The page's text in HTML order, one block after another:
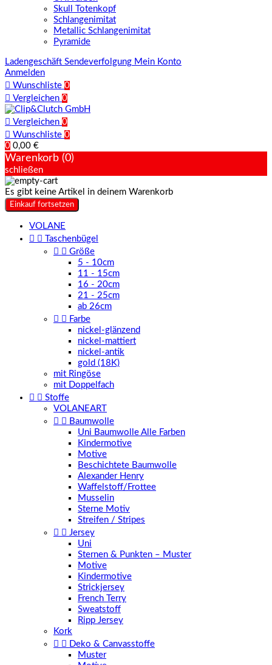
Skull Totenkopf
Schlangenimitat
Metallic Schlangenimitat
Pyramide
Ladengeschäft Sendeverfolgung Mein Konto
Anmelden
 Wunschliste 0
 Vergleichen 0
 Vergleichen 0
 Wunschliste 0
0 0,00 €
Warenkorb (0)
schließen
Es gibt keine Artikel in deinem Warenkorb
Einkauf fortsetzen
VOLANE
 
Taschenbügel
  Größe
5 - 10cm
11 - 15cm
16 - 20cm
21 - 25cm
ab 26cm
  Farbe
nickel-glänzend
nickel-mattiert
nickel-antik
gold (18K)
mit Ringöse
mit Doppelfach
  Stoffe
VOLANEART
  Baumwolle
Uni Baumwolle Alle Farben
Kindermotive
Motive
Beschichtete Baumwolle
Alexander Henry
Waffelstoff/Frottee
Musselin
Sterne Motiv
Streifen / Stripes
  Jersey
Uni
Sternen & Punkten – Muster
Motive
Kindermotive
Strickjersey
French Terry
Sweatstoff
Ripp Jersey
Kork
  Deko & Canvasstoffe
Muster